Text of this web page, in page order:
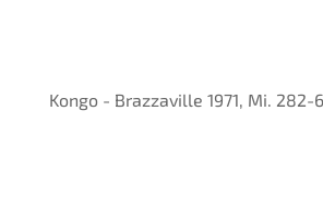
Kongo - Brazzaville 1971, Mi. 282-